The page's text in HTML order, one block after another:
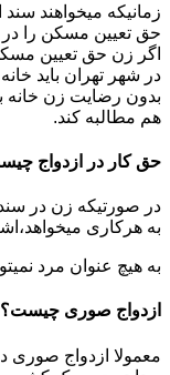
زمانیکه میخواهند سند
حق تعیین مسکن را در
اگر زن حق تعیین مسکن
در شهر تهران باید
بدون رضایت زن خانه
هم مطالبه کند.
حق کار در ازدواج
در صورتیکه زن در سند
به هرکاری
به هیچ عنوان مرد
ازدواج صوری چیست؟
معمولا ازدواج صوری